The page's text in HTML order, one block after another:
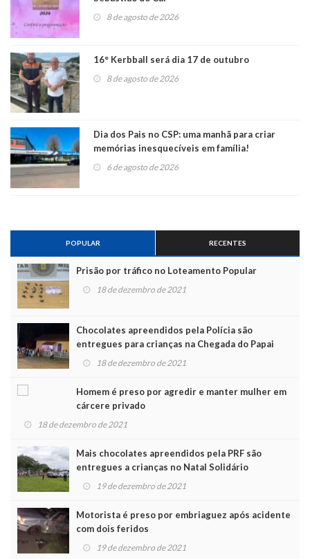
8 de agosto de 2026
16° Kerbball será dia 17 de outubro
8 de agosto de 2026
Dia dos Pais no CSP: uma manhã para criar
memórias inesquecíveis em família!
6 de agosto de 2026
POPULAR RECENTES
Prisão por tráfico no Loteamento Popular
18 de dezembro de 2021
Chocolates apreendidos pela Polícia são
entregues para crianças na Chegada do Papai
Noel 18 de dezembro de 2021
Homem é preso por agredir e manter mulher em
cárcere privado
18 de dezembro de 2021
Mais chocolates apreendidos pela PRF são
entregues a crianças no Natal Solidário
19 de dezembro de 2021
Motorista é preso por embriaguez após acidente
com dois feridos
19 de dezembro de 2021